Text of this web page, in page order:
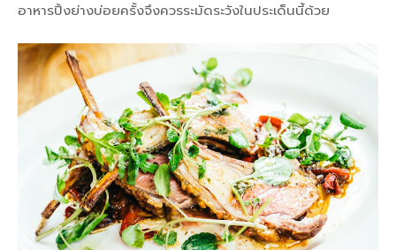
อาหารปิ้งย่างบ่อยครั้งจึงควรระมัดระวังในประเด็นนี้ด้วย